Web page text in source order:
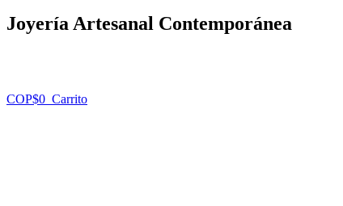
Joyería Artesanal Contemporánea
COP$0 Carrito